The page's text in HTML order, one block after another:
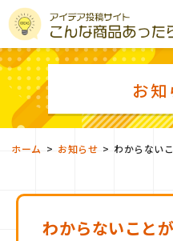
お知
ホーム > お知らせ > わからない
わからないこと